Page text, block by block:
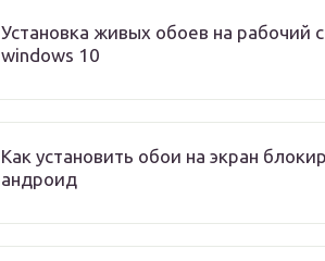
Установка живых обоев на рабочий
windows 10
Как установить обои на экран
андроид